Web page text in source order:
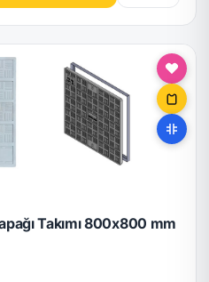
Takımı 800x800 mm